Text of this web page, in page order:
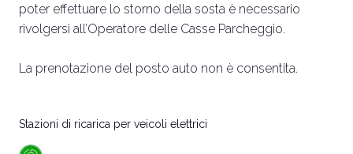
poter effettuare lo storno della sosta è necessario
rivolgersi all’Operatore delle Casse Parcheggio.
La prenotazione del posto auto non è consentita.
Stazioni di ricarica per veicoli elettrici